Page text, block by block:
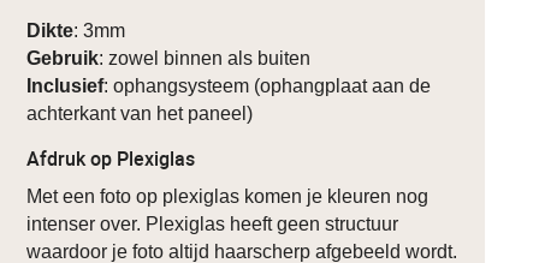
Dikte: 3mm
Gebruik: zowel binnen als buiten
Inclusief: ophangsysteem (ophangplaat aan de
achterkant van het paneel)
Afdruk op Plexiglas
Met een foto op plexiglas komen je kleuren nog
intenser over. Plexiglas heeft geen structuur
waardoor je foto altijd haarscherp afgebeeld wordt.